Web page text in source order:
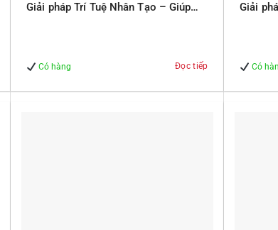
Giải pháp Trí Tuệ Nhân Tạo – Giúp
Có hàng Đọc tiếp
Giải
Có